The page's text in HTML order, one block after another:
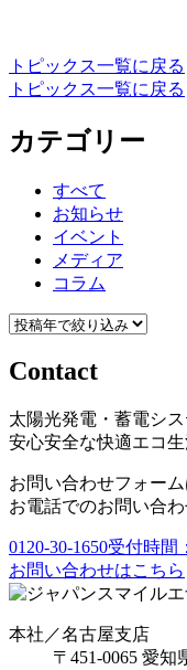
トピックス一覧に戻る
トピックス一覧に戻る
カテゴリー
すべて
お知らせ
イベント
メディア
コラム
Contact
太陽光発電・蓄電シス
安心安全な快適エコ
お問い合わせフォーム
お電話でのお問い合
0120-30-1650受付時間
お問い合わせはこちら
本社／名古屋支店
〒451-0065 愛